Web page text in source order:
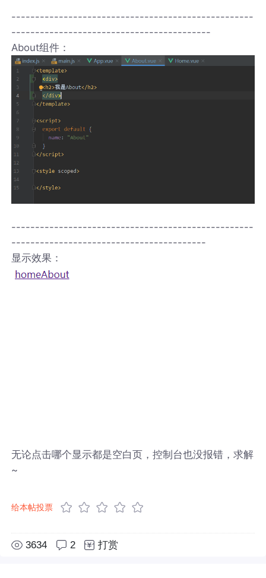
---------------------------------------------------
------------------------------------------
About组件：
---------------------------------------------------
-----------------------------------------
显示效果：
无论点击哪个显示都是空白页，控制台也没报错，求解
~
给本帖投票
3634 2 打赏